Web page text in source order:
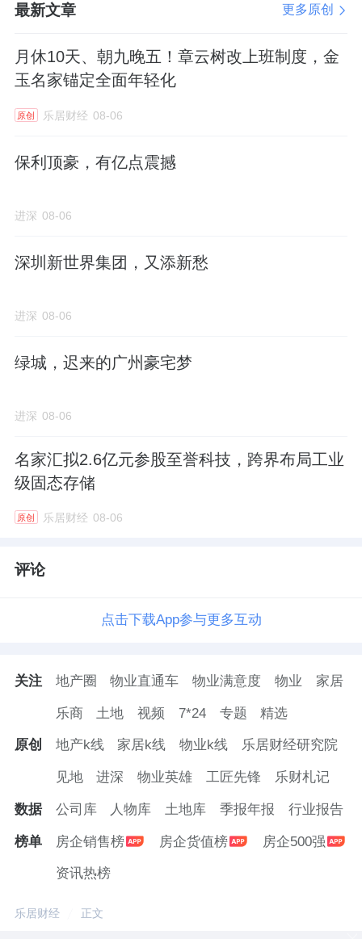
最新文章 更多原创
月休10天、朝九晚五！章云树改上班制度，金
玉名家锚定全面年轻化
原创 乐居财经 08-06
保利顶豪，有亿点震撼
进深 08-06
深圳新世界集团，又添新愁
进深 08-06
绿城，迟来的广州豪宅梦
进深 08-06
名家汇拟2.6亿元参股至誉科技，跨界布局工业
级固态存储
原创 乐居财经 08-06
评论
点击下载App参与更多互动
关注 地产圈 物业直通车 物业满意度 物业 家居
乐商 土地 视频 7*24 专题 精选
原创 地产k线 家居k线 物业k线 乐居财经研究院
见地 进深 物业英雄 工匠先锋 乐财札记
数据 公司库 人物库 土地库 季报年报 行业报告
榜单 房企销售榜 房企货值榜 房企500强
资讯热榜
乐居财经 正文